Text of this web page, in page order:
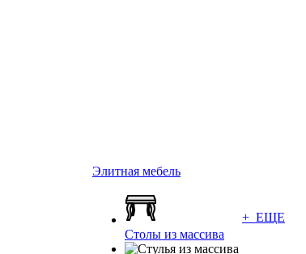
Элитная мебель
Столы из массива
+ ЕЩЕ